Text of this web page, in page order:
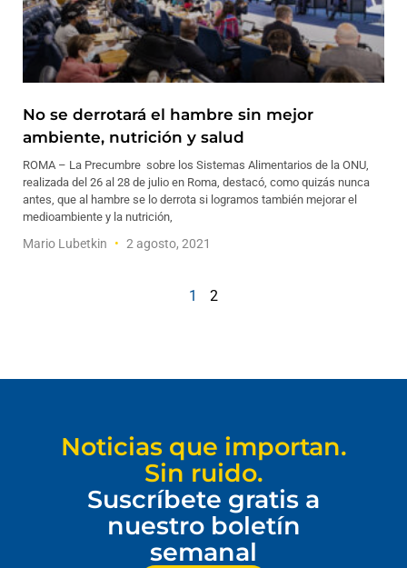
No se derrotará el hambre sin mejor
ambiente, nutrición y salud
ROMA – La Precumbre sobre los Sistemas Alimentarios de la ONU,
realizada del 26 al 28 de julio en Roma, destacó, como quizás nunca
antes, que al hambre se lo derrota si logramos también mejorar el
medioambiente y la nutrición,
Mario Lubetkin 2 agosto, 2021
1 2
Noticias que importan.
Sin ruido.
Suscríbete gratis a
nuestro boletín
semanal